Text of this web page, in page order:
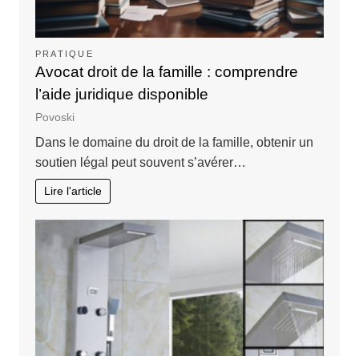
PRATIQUE
Avocat droit de la famille : comprendre
l’aide juridique disponible
Povoski
Dans le domaine du droit de la famille, obtenir un
soutien légal peut souvent s’avérer…
Lire l'article